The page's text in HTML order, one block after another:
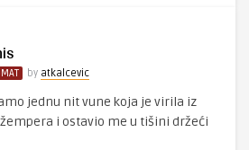
by atkalcevic
jednu nit vune koja je virila iz
i ostavio me u tišini držeći